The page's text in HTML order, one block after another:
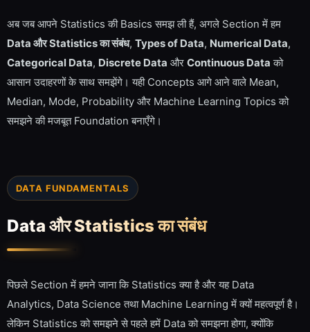
अब जब आपने Statistics की Basics समझ ली हैं, अगले Section में हम
Data और Statistics का संबंध, Types of Data, Numerical Data,
Categorical Data, Discrete Data और Continuous Data को
आसान उदाहरणों के साथ समझेंगे। यही Concepts आगे आने वाले Mean,
Median, Mode, Probability और Machine Learning Topics को
समझने की मजबूत Foundation बनाएँगे।
DATA FUNDAMENTALS
Data और Statistics का संबंध
पिछले Section में हमने जाना कि Statistics क्या है और यह Data
Analytics, Data Science तथा Machine Learning में क्यों महत्वपूर्ण है।
लेकिन Statistics को समझने से पहले हमें Data को समझना होगा, क्योंकि